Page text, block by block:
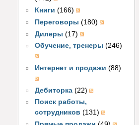
Книги (166)
Переговоры (180)
Дилеры (17)
Обучение, тренеры (246)
Интернет и продажи (88)
Дебиторка (22)
Поиск работы,
сотрудников (131)